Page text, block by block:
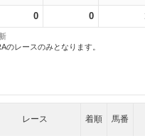
0 0
のレースのみとなります。
レース 着順 馬番